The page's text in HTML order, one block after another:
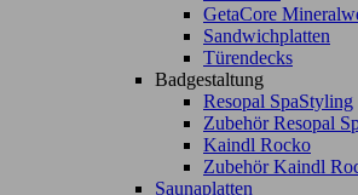
GetaCore
Sandwichplatten
Türendecks
Badgestaltung
Resopal SpaStyling
Zubehör Resopal
Kaindl Rocko
Zubehör Kaindl
Saunaplatten